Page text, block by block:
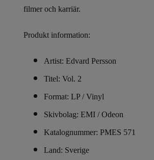
filmer och karriär.
Produkt information:
Artist: Edvard Persson
Titel: Vol. 2
Format: LP / Vinyl
Skivbolag: EMI / Odeon
Katalognummer: PMES 571
Land: Sverige